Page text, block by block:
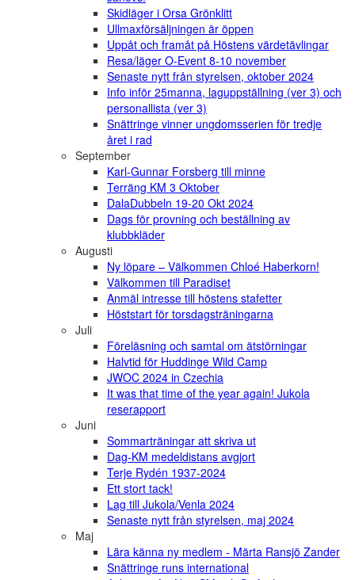
Skidläger i Orsa Grönklitt
Ullmaxförsäljningen är öppen
Uppåt och framåt på Höstens värdetävlingar
Resa/läger O-Event 8-10 november
Senaste nytt från styrelsen, oktober 2024
Info inför 25manna, laguppställning (ver 3) och
personallista (ver 3)
Snättringe vinner ungdomsserien för tredje
året i rad
September
Karl-Gunnar Forsberg till minne
Terräng KM 3 Oktober
DalaDubbeln 19-20 Okt 2024
Dags för provning och beställning av
klubbkläder
Augusti
Ny löpare – Välkommen Chloé Haberkorn!
Välkommen till Paradiset
Anmäl intresse till höstens stafetter
Höststart för torsdagsträningarna
Juli
Föreläsning och samtal om ätstörningar
Halvtid för Huddinge Wild Camp
JWOC 2024 in Czechia
It was that time of the year again! Jukola
reserapport
Juni
Sommarträningar att skriva ut
Dag-KM medeldistans avgjort
Terje Rydén 1937-2024
Ett stort tack!
Lag till Jukola/Venla 2024
Senaste nytt från styrelsen, maj 2024
Maj
Lära känna ny medlem - Märta Ransjö Zander
Snättringe runs international